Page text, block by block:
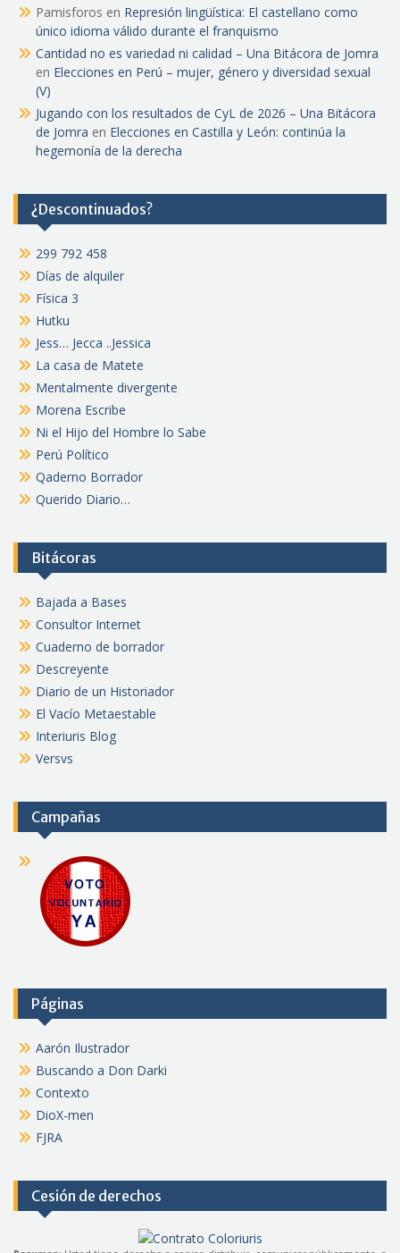
Pamisforos en Represión lingüística: El castellano como
único idioma válido durante el franquismo
Cantidad no es variedad ni calidad – Una Bitácora de Jomra
en Elecciones en Perú – mujer, género y diversidad sexual
(V)
Jugando con los resultados de CyL de 2026 – Una Bitácora
de Jomra en Elecciones en Castilla y León: continúa la
hegemonía de la derecha
¿Descontinuados?
299 792 458
Días de alquiler
Física 3
Hutku
Jess… Jecca ..Jessica
La casa de Matete
Mentalmente divergente
Morena Escribe
Ni el Hijo del Hombre lo Sabe
Perú Político
Qaderno Borrador
Querido Diario…
Bitácoras
Bajada a Bases
Consultor Internet
Cuaderno de borrador
Descreyente
Diario de un Historiador
El Vacío Metaestable
Interiuris Blog
Versvs
Campañas
Páginas
Aarón Ilustrador
Buscando a Don Darki
Contexto
DioX-men
FJRA
Cesión de derechos